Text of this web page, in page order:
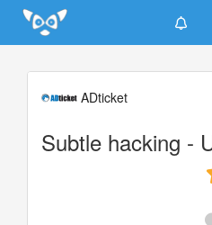
Update cookies preferences
ADticket
Subtle hacking -